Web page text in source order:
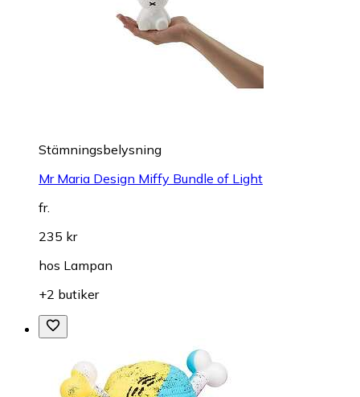
Stämningsbelysning
Mr Maria Design Miffy Bundle of Light
fr.
235 kr
hos Lampan
+2 butiker